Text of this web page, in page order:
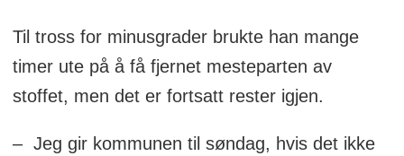
Til tross for minusgrader brukte han mange
timer ute på å få fjernet mesteparten av
stoffet, men det er fortsatt rester igjen.
– Jeg gir kommunen til søndag, hvis det ikke